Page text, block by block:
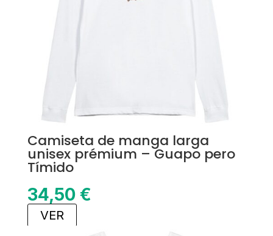
Camiseta de manga larga
unisex prémium – Guapo pero
Tímido
34,50 €
VER